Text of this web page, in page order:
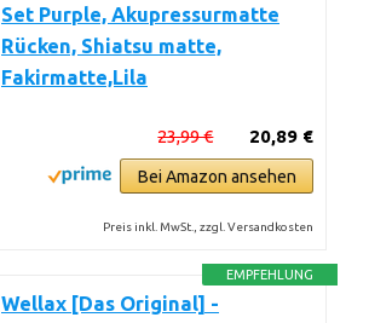
Set Purple, Akupressurmatte
Rücken, Shiatsu matte,
Fakirmatte,Lila
20,89 €
23,99 €
Bei Amazon ansehen
Preis inkl. MwSt., zzgl. Versandkosten
EMPFEHLUNG
Wellax [Das Original] -